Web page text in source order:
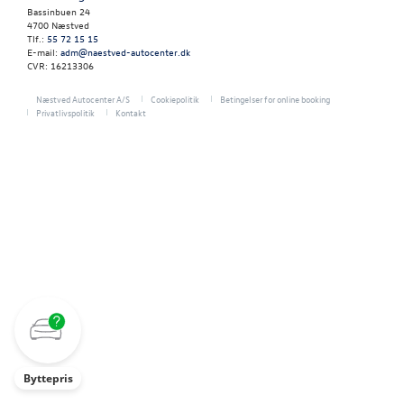
NYHEDER
Bassinbuen 24
4700 Næstved
Tlf.: 55 72 15 15
E-mail: adm@naestved-autocenter.dk
CVR: 16213306
Næstved Autocenter A/S Cookiepolitik
Betingelser for online booking
Privatlivspolitik
Kontakt
Byttepris